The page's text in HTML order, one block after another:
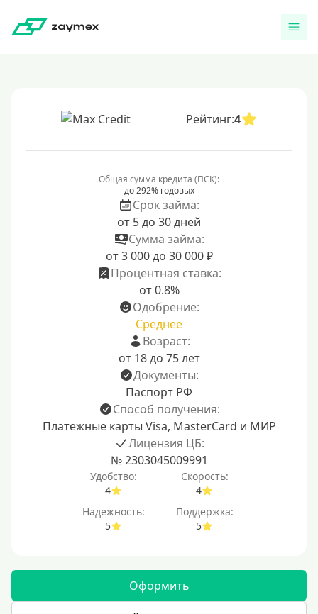
Рейтинг:4
Общая сумма кредита (ПСК):
до 292% годовых
Срок займа:
от 5 до 30 дней
Сумма займа:
от 3 000 до 30 000 ₽
Процентная ставка:
от 0.8%
Одобрение:
Среднее
Возраст:
от 18 до 75 лет
Документы:
Паспорт РФ
Способ получения:
Платежные карты Visa, MasterCard и МИР
Лицензия ЦБ:
№ 2303045009991
Удобство:
4
Скорость:
4
Надежность:
5
Поддержка:
5
Оформить